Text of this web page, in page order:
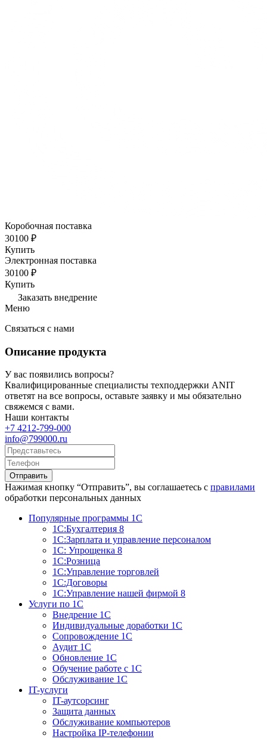
Коробочная поставка
30100 ₽
Купить
Электронная поставка
30100 ₽
Купить
Заказать внедрение
Меню
Связаться с нами
Описание продукта
У вас появились вопросы?
Квалифицированные специалисты техподдержки ANIT
ответят на все вопросы, оставьте заявку и мы обязательно
свяжемся с вами.
Наши контакты
+7 4212-799-000
info@799000.ru
Отправить
Нажимая кнопку “Отправить”, вы соглашаетесь с правилами
обработки персональных данных
Популярные программы 1С
1С:Бухгалтерия 8
1С:Зарплата и управление персоналом
1С: Упрощенка 8
1С:Розница
1С:Управление торговлей
1С:Договоры
1С:Управление нашей фирмой 8
Услуги по 1С
Внедрение 1С
Индивидуальные доработки 1С
Сопровождение 1С
Аудит 1С
Обновление 1С
Обучение работе с 1С
Обслуживание 1С
IT-услуги
IT-аутсорсинг
Защита данных
Обслуживание компьютеров
Настройка IP-телефонии